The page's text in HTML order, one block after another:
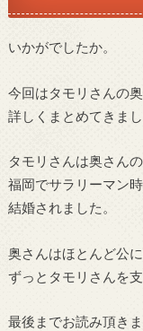
いかがでしたか。
今回はタモリさんの
詳しくまとめてきまし
タモリさんは奥さんの
福岡でサラリーマン
結婚されました。
奥さんはほとんど公
ずっとタモリさんを
最後までお読み頂き